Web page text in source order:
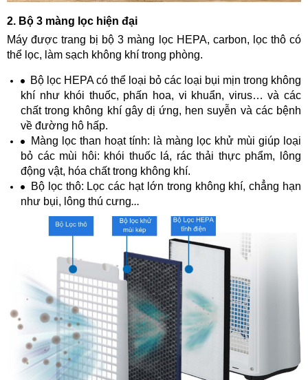
2. Bộ 3 màng lọc hiện đại
Máy được trang bị bộ 3 màng lọc HEPA, carbon, lọc thô có
thể lọc, làm sạch không khí trong phòng.
Bộ lọc HEPA có thể loại bỏ các loại bụi mịn trong không
khí như khói thuốc, phấn hoa, vi khuẩn, virus… và các
chất trong không khí gây dị ứng, hen suyễn và các bệnh
về đường hô hấp.
Màng lọc than hoạt tính: là màng lọc khử mùi giúp loại
bỏ các mùi hôi: khói thuốc lá, rác thải thực phẩm, lông
động vật, hóa chất trong không khí.
Bộ lọc thô: Lọc các hạt lớn trong không khí, chẳng hạn
như bụi, lông thú cưng...